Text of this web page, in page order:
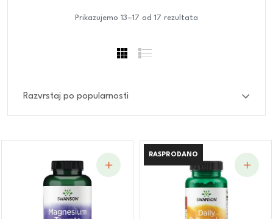
Prikazujemo 13–17 od 17 rezultata
RASPRODANO
RASPRODANO